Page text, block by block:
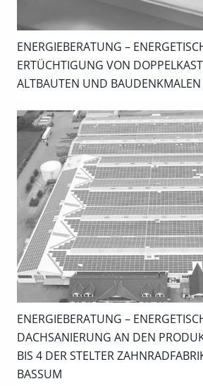
ENERGIEBERATUNG –
ERTÜCHTIGUNG VON
ALTBAUTEN UND BAUDENKMALEN
ENERGIEBERATUNG –
DACHSANIERUNG AN DEN
BIS 4 DER STELTER
BASSUM